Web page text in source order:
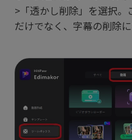
>「透かし削除」を選択
だけでなく、字幕の削除に